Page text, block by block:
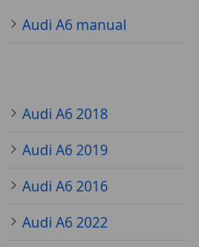
Audi A6 manual
Audi A6 2018
Audi A6 2019
Audi A6 2016
Audi A6 2022